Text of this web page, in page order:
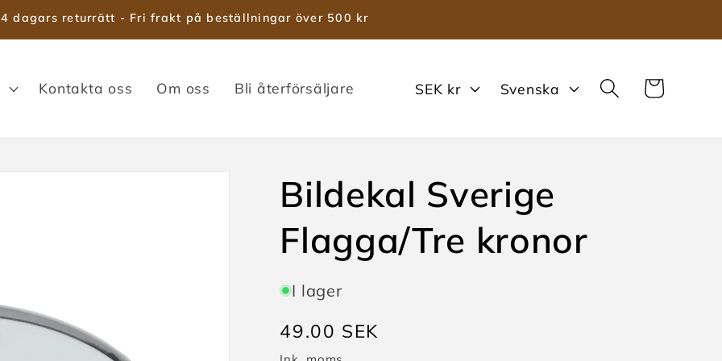
dagars returrätt - Fri frakt på beställningar över 500 kr
Kontakta oss Om oss Bli återförsäljare
V
t
a
SEK kr
S
k
Svenska Varukorg
Bildekal Sverige
Flagga/Tre kronor
I lager
Ordinarie
pris
49.00 SEK